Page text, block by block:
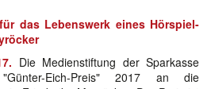
das Lebenswerk eines Hörspiel-
Die Medienstiftung der Sparkasse
Eich-Preis" 2017 an die